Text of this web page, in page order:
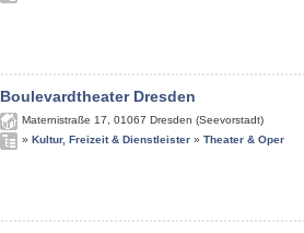
Boulevardtheater Dresden
Maternistraße 17 01067 Dresden (Seevorstadt)
» Kultur, Freizeit & Dienstleister » Theater & Oper